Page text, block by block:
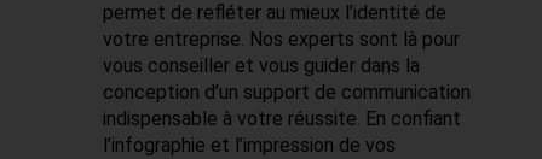
permet de refléter au mieux l’identité de
votre entreprise. Nos experts sont là pour
vous conseiller et vous guider dans la
conception d’un support de communication
indispensable à votre réussite. En confiant
l’infographie et l’impression de vos